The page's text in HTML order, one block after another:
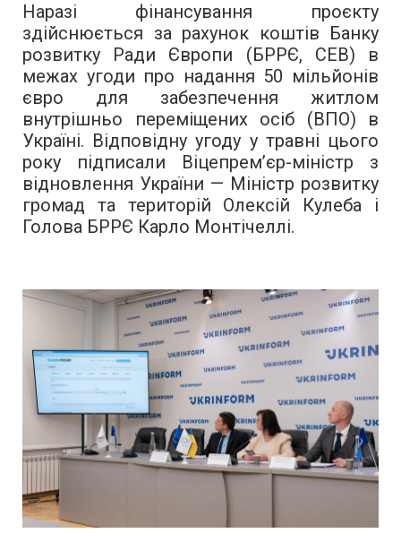
Наразі фінансування проєкту
здійснюється за рахунок коштів Банку
розвитку Ради Європи (БРРЄ, CEB) в
межах угоди про надання 50 мільйонів
євро для забезпечення житлом
внутрішньо переміщених осіб (ВПО) в
Україні. Відповідну угоду у травні цього
року підписали Віцепрем’єр-міністр з
відновлення України — Міністр розвитку
громад та територій Олексій Кулеба і
Голова БРРЄ Карло Монтічеллі.